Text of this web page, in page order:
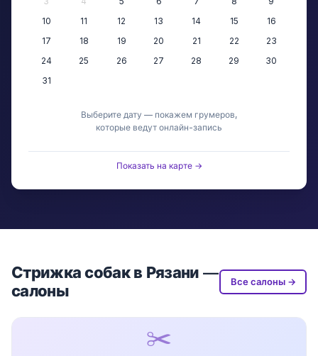
10
11 12 13 14 15
16
17
18 19 20 21 22
23
24
25 26 27 28 29
30
31
Выберите дату — покажем грумеров,
которые ведут онлайн-запись
Показать на карте →
Стрижка собак в Рязани —
салоны
Все салоны →
✂️